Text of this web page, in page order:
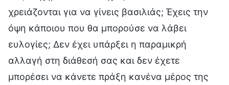
χρειάζονται για να γίνεις βασιλιάς; Έχεις την
όψη κάποιου που θα μπορούσε να λάβει
ευλογίες; Δεν έχει υπάρξει η παραμικρή
αλλαγή στη διάθεσή σας και δεν έχετε
μπορέσει να κάνετε πράξη κανένα μέρος της